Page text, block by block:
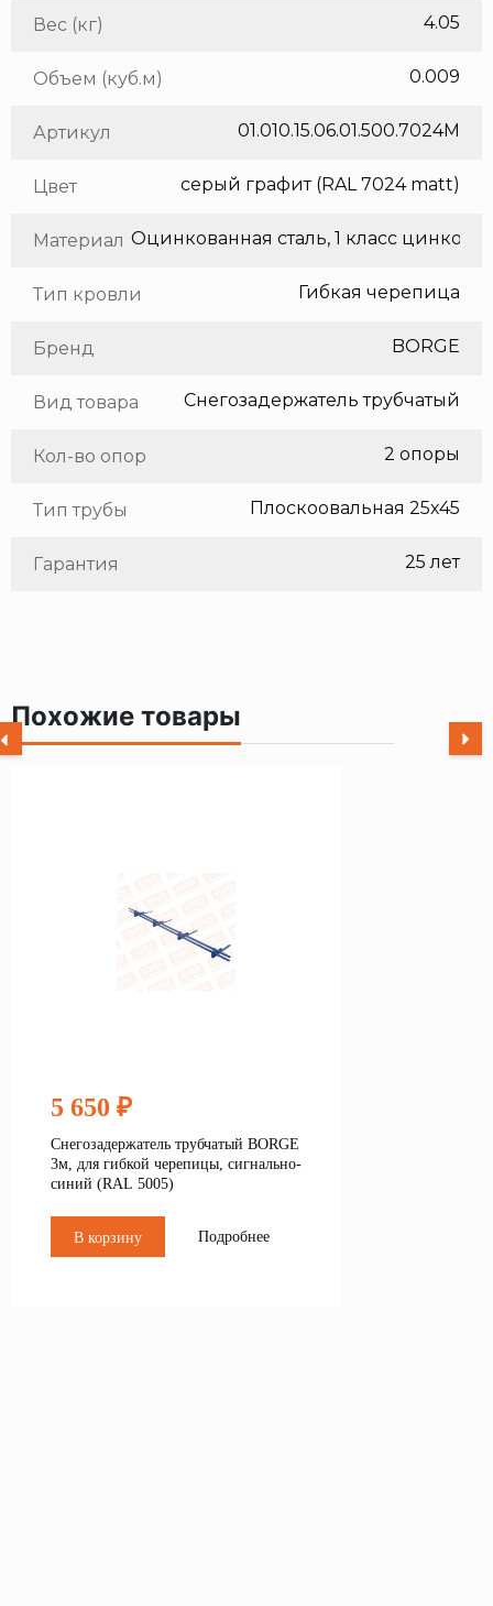
Вес (кг) 4.05
Объем (куб.м) 0.009
Артикул 01.010.15.06.01.500.7024M
Цвет серый графит (RAL 7024 matt)
Материал
Тип кровли Гибкая черепица
Бренд BORGE
Вид товара Снегозадержатель трубчатый
Кол-во опор 2 опоры
Тип трубы Плоскоовальная 25х45
Гарантия 25 лет
Похожие товары
5 650 ₽
Снегозадержатель трубчатый BORGE
3м, для гибкой черепицы, сигнально-
синий (RAL 5005)
В корзину Подробнее